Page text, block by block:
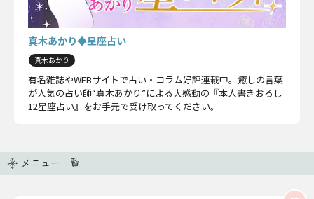
真木あかり◆星座占い
真木あかり
有名雑誌やWEBサイトで占い・コラム好評連載中。癒しの言葉
が人気の占い師“真木あかり”による大感動の『本人書きおろし
12星座占い』をお手元で受け取ってください。
メニュー一覧